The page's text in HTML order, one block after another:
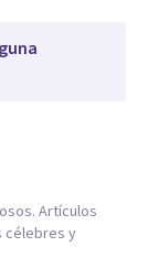
Artículos
célebres y